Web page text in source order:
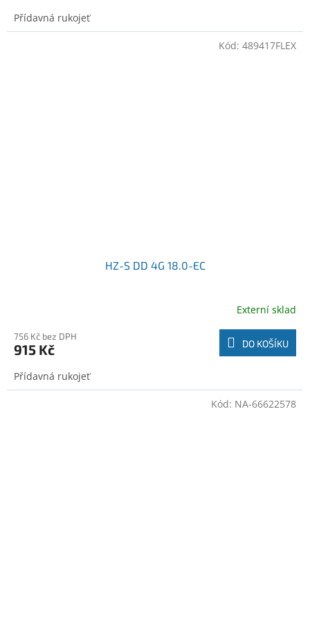
Přídavná rukojeť
HZ-S DD 4G 18.0-EC
Externí sklad
756 Kč bez DPH
915 Kč DO KOŠÍKU
Přídavná rukojeť
Kód: 489417FLEX
Kód: NA-66622578